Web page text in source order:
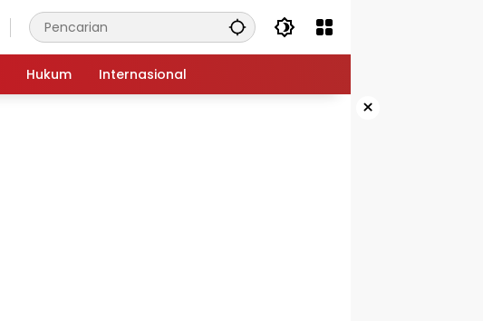
Hukum Internasional
×